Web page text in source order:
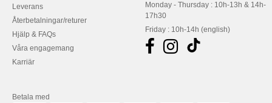
Leverans
Återbetalningar/returer
Hjälp & FAQs
Våra engagemang
Karriär
Monday - Thursday : 10h-13h & 14h-
17h30
Friday : 10h-14h (english)
Betala med